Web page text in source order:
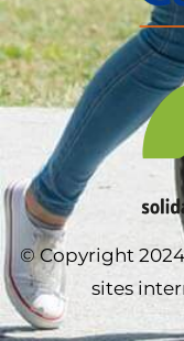
© Copyright
sites